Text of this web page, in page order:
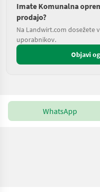
Imate Komunalna
prodajo?
Na Landwirt.com dosežete
uporabnikov.
Objavi
WhatsApp